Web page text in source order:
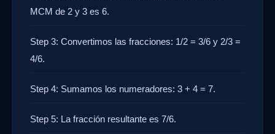
MCM de 2 y 3 es 6.
Step 3: Convertimos las fracciones: 1/2 = 3/6 y 2/3 =
4/6.
Step 4: Sumamos los numeradores: 3 + 4 = 7.
Step 5: La fracción resultante es 7/6.